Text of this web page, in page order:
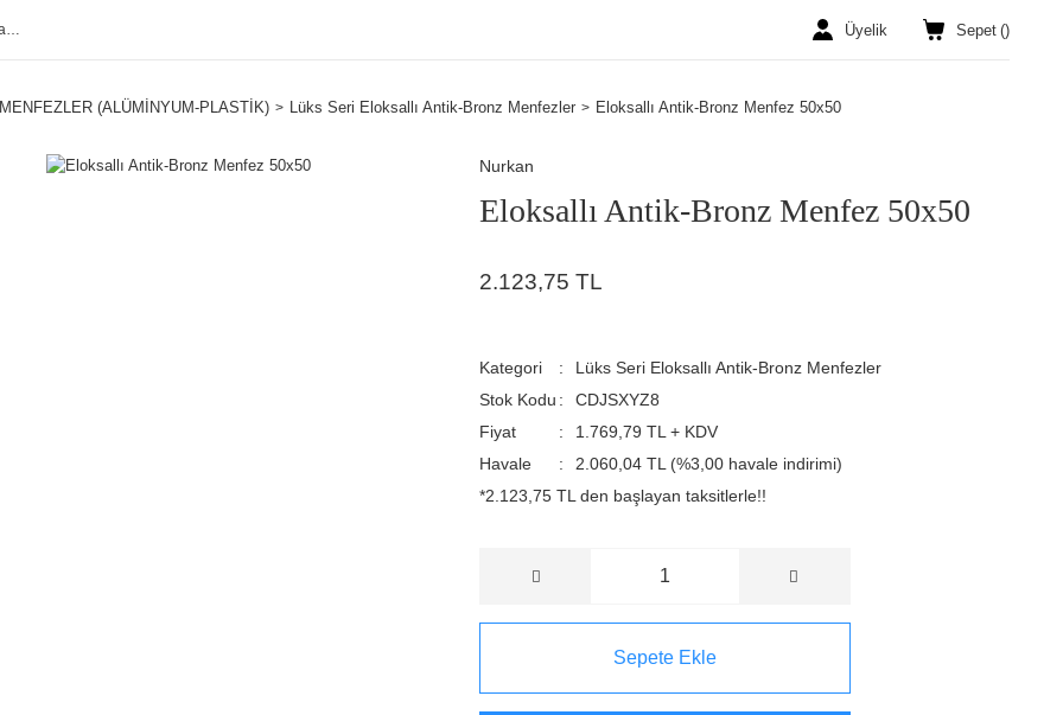
Üyelik Sepet ()
MENFEZLER (ALÜMİNYUM-PLASTİK) Lüks Seri Eloksallı Antik-Bronz Menfezler Eloksallı Antik-Bronz Menfez 50x50
Nurkan
Eloksallı Antik-Bronz Menfez 50x50
2.123,75 TL
Kategori
Lüks Seri Eloksallı Antik-Bronz Menfezler
Stok Kodu
CDJSXYZ8
Fiyat
1.769,79 TL + KDV
Havale
2.060,04 TL (%3,00 havale indirimi)
*2.123,75 TL den başlayan taksitlerle!!
Sepete Ekle